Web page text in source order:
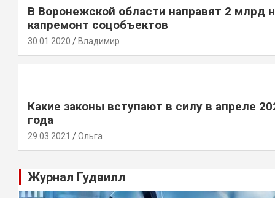
В Воронежской области направят 2 млрд
капремонт соцобъектов
30.01.2020 Владимир
Какие законы вступают в силу в апреле
года
29.03.2021 Ольга
Журнал Гудвилл